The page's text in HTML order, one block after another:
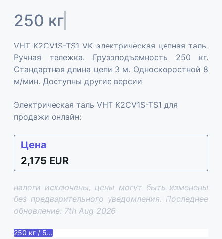
250 кг
VHT K2CV1S-TS1 VK электрическая цепная таль.
Ручная тележка. Грузоподъемность 250 кг.
Стандартная длина цепи 3 м. Односкоростной 8
м/мин. Доступны другие версии
Электрическая таль VHT K2CV1S-TS1 для
продажи онлайн:
Цена
2,175 EUR
налоги исключены, цены могут быть изменены
без предварительного уведомления. Последнее
обновление: 7th Aug 2026
250 кг / 550 lbs